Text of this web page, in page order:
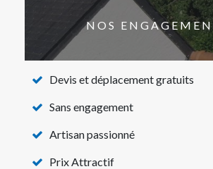
NOS
Devis et déplacement gratuits
Sans engagement
Artisan passionné
Prix Attractif